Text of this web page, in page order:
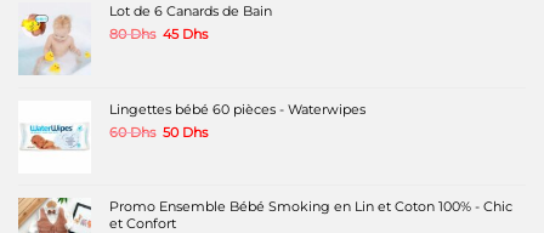
être
du
Lot de 6 Canards de Bain
80Dhs Le
80 Dhs.
45 DhsLe
45 Dhs.
Lingettes bébé 60 pièces - Waterwipes
60Dhs Le
60 Dhs.
50 DhsLe
50 Dhs.
Promo Ensemble Bébé Smoking en Lin et Coton 100% - Chic
et Confort